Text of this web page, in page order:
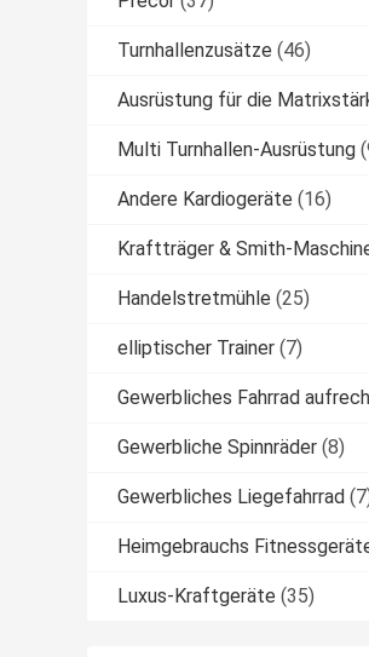
Turnhallenzusätze (46)
Ausrüstung für die
Multi Turnhallen-Ausrüstung
Andere Kardiogeräte (16)
Kraftträger & Smith-
Handelstretmühle (25)
elliptischer Trainer (7)
Gewerbliches Fahrrad
Gewerbliche Spinnräder (8)
Gewerbliches Liegefahrrad
Heimgebrauchs
Luxus-Kraftgeräte (35)